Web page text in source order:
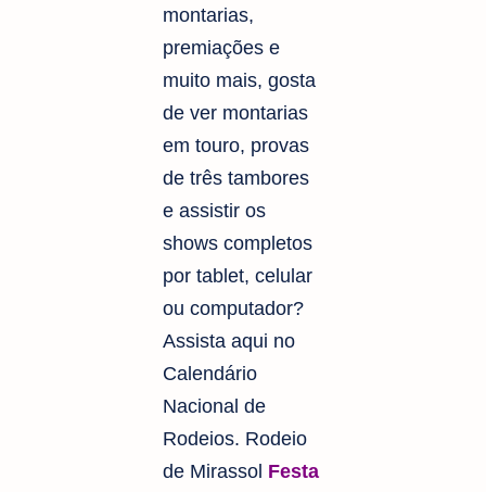
montarias,
premiações e
muito mais, gosta
de ver montarias
em touro, provas
de três tambores
e assistir os
shows completos
por tablet, celular
ou computador?
Assista aqui no
Calendário
Nacional de
Rodeios. Rodeio
de Mirassol Festa